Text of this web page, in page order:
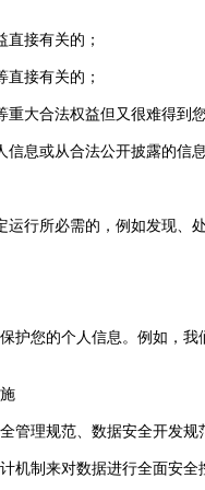
直接有关的 ；
直接有关的 ；
重大合法权益但又很难得到
信息或从合法公开披露的信
运行所必需的 ， 例如发现、
保护您的个人信息。 例如 ， 我
管理规范、 数据安全开发规
机制来对数据进行全面安全